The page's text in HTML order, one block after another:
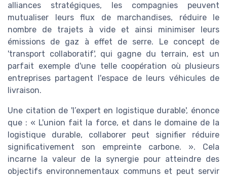
alliances stratégiques, les compagnies peuvent
mutualiser leurs flux de marchandises, réduire le
nombre de trajets à vide et ainsi minimiser leurs
émissions de gaz à effet de serre. Le concept de
'transport collaboratif', qui gagne du terrain, est un
parfait exemple d'une telle coopération où plusieurs
entreprises partagent l'espace de leurs véhicules de
livraison.
Une citation de 'l’expert en logistique durable', énonce
que : « L'union fait la force, et dans le domaine de la
logistique durable, collaborer peut signifier réduire
significativement son empreinte carbone. ». Cela
incarne la valeur de la synergie pour atteindre des
objectifs environnementaux communs et peut servir